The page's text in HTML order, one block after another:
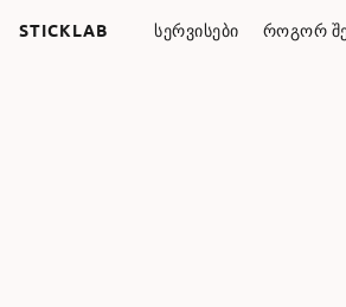
STICKLAB ᲡᲔᲠᲕᲘᲡᲔᲑᲘ ᲠᲝᲒᲝᲠ